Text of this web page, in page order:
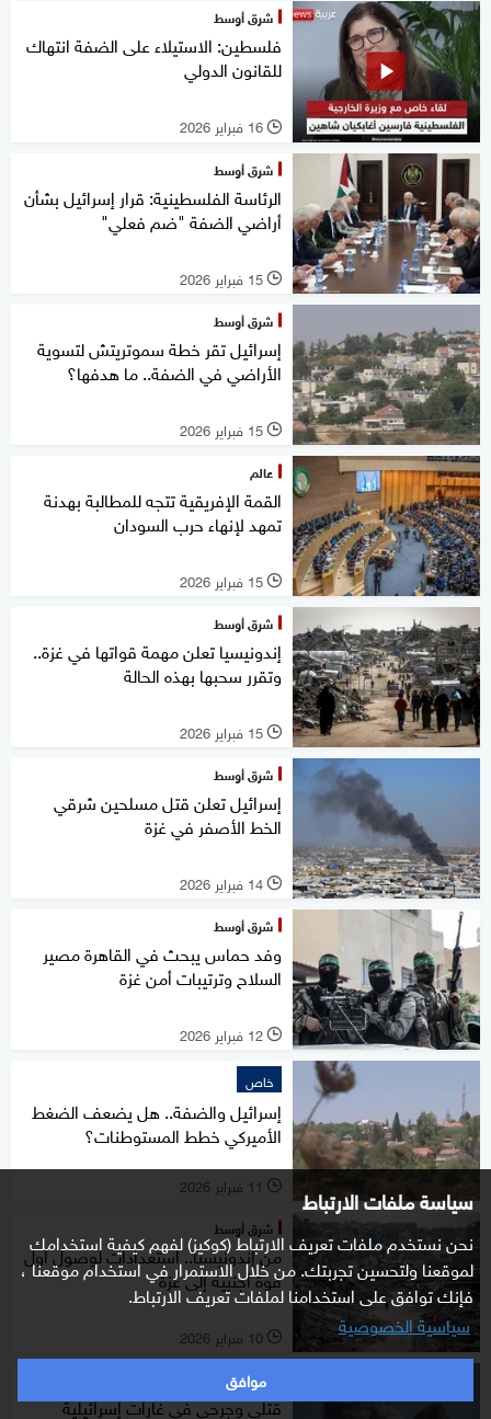
سياسة ملفات الارتباط
نحن نستخدم ملفات تعريف الارتباط (كوكيز) لفهم كيفية استخدامك
لموقعنا ولتحسين تجربتك. من خلال الاستمرار في استخدام موقعنا ،
فإنك توافق على استخدامنا لملفات تعريف الارتباط.
سياسية الخصوصية
موافق
شرق أوسط
فلسطين: الاستيلاء على الضفة انتهاك
للقانون الدولي
l 16 فبراير 2026
شرق أوسط
الرئاسة الفلسطينية: قرار إسرائيل بشأن
أراضي الضفة "ضم فعلي"
l 15 فبراير 2026
شرق أوسط
إسرائيل تقر خطة سموتريتش لتسوية
الأراضي في الضفة.. ما هدفها؟
l 15 فبراير 2026
عالم
القمة الإفريقية تتجه للمطالبة بهدنة
تمهد لإنهاء حرب السودان
l 15 فبراير 2026
شرق أوسط
إندونيسيا تعلن مهمة قواتها في غزة..
وتقرر سحبها بهذه الحالة
l 15 فبراير 2026
شرق أوسط
إسرائيل تعلن قتل مسلحين شرقي
الخط الأصفر في غزة
l 14 فبراير 2026
شرق أوسط
وفد حماس يبحث في القاهرة مصير
السلاح وترتيبات أمن غزة
l 12 فبراير 2026
خاص
إسرائيل والضفة.. هل يضعف الضغط
الأميركي خطط المستوطنات؟
l 11 فبراير 2026
شرق أوسط
من إندونيسيا.. استعدادات لوصول أول
قوة أجنبية إلى غزة
l 10 فبراير 2026
شرق أوسط
قتلى وجرحى في غارات إسرائيلية